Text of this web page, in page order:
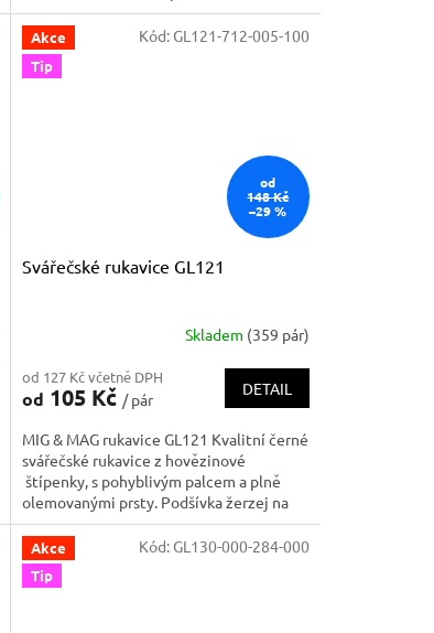
zesílenou dlaní a mezerou mezi palcem a
ukazovákem, pohyblivý palec. Podšívka je
z odolné žerzeje na dlani i hřbetu ruky.
Velikost :...
Akce
Tip
od
148 Kč
–29 %
Svářečské rukavice GL121
produktu
je
z
5
hvězdiček.
Skladem (359 pár)
od 127 Kč včetně DPH
od 105 Kč / pár
DETAIL
MIG & MAG rukavice GL121 Kvalitní černé
svářečské rukavice z hovězinové
štípenky, s pohyblivým palcem a plně
olemovanými prsty. Podšívka žerzej na
dlani, bavlněná podšívka manžety.
Kompletně šité kevlarovou nití. Velikosti
10 a 11.V souladu s požadavky normy EN
12477 A...
Kód: GL121-712-005-100
Akce
Tip
Kód: GL130-000-284-000